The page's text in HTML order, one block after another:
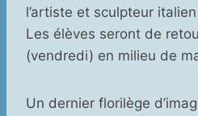
l’artiste et sculpteur
Les élèves seront de
(vendredi) en milieu de
Un dernier florilège